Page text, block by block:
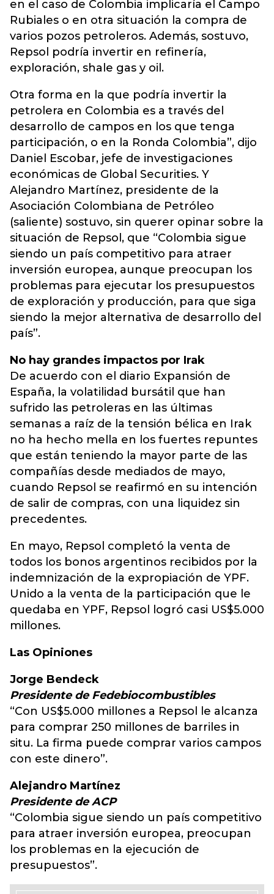
en el caso de Colombia implicaría el Campo
Rubiales o en otra situación la compra de
varios pozos petroleros. Además, sostuvo,
Repsol podría invertir en refinería,
exploración, shale gas y oil.
Otra forma en la que podría invertir la
petrolera en Colombia es a través del
desarrollo de campos en los que tenga
participación, o en la Ronda Colombia”, dijo
Daniel Escobar, jefe de investigaciones
económicas de Global Securities. Y
Alejandro Martínez, presidente de la
Asociación Colombiana de Petróleo
(saliente) sostuvo, sin querer opinar sobre la
situación de Repsol, que “Colombia sigue
siendo un país competitivo para atraer
inversión europea, aunque preocupan los
problemas para ejecutar los presupuestos
de exploración y producción, para que siga
siendo la mejor alternativa de desarrollo del
país”.
No hay grandes impactos por Irak
De acuerdo con el diario Expansión de
España, la volatilidad bursátil que han
sufrido las petroleras en las últimas
semanas a raíz de la tensión bélica en Irak
no ha hecho mella en los fuertes repuntes
que están teniendo la mayor parte de las
compañías desde mediados de mayo,
cuando Repsol se reafirmó en su intención
de salir de compras, con una liquidez sin
precedentes.
En mayo, Repsol completó la venta de
todos los bonos argentinos recibidos por la
indemnización de la expropiación de YPF.
Unido a la venta de la participación que le
quedaba en YPF, Repsol logró casi US$5.000
millones.
Las Opiniones
Jorge Bendeck
Presidente de Fedebiocombustibles
“Con US$5.000 millones a Repsol le alcanza
para comprar 250 millones de barriles in
situ. La firma puede comprar varios campos
con este dinero”.
Alejandro Martínez
Presidente de ACP
“Colombia sigue siendo un país competitivo
para atraer inversión europea, preocupan
los problemas en la ejecución de
presupuestos”.